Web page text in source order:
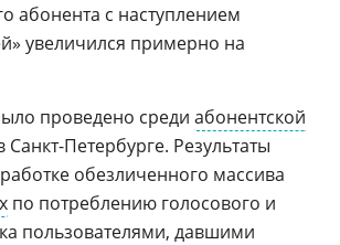
абонента с наступлением
увеличился примерно на
проведено среди абонентской
Санкт-Петербурге. Результаты
обезличенного массива
по потреблению голосового и
пользователями, давшими